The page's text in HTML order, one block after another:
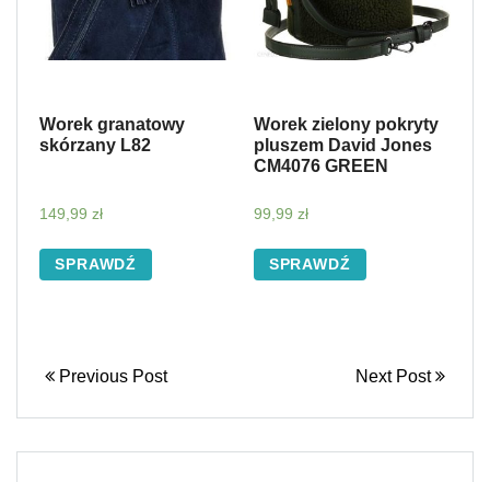
Worek granatowy
skórzany L82
149,99 zł
SPRAWDŹ
Worek zielony pokryty
pluszem David Jones
CM4076 GREEN
99,99 zł
SPRAWDŹ
Previous Post Next Post